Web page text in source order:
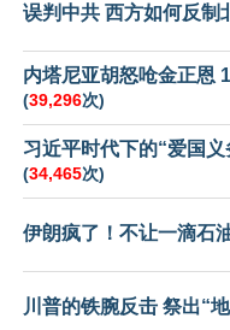
误判中共 西方如何反制
内塔尼亚胡怒呛金正恩
(39,296次)
习近平时代下的“爱国
(34,465次)
伊朗疯了！不让一滴石
川普的铁腕反击 祭出“